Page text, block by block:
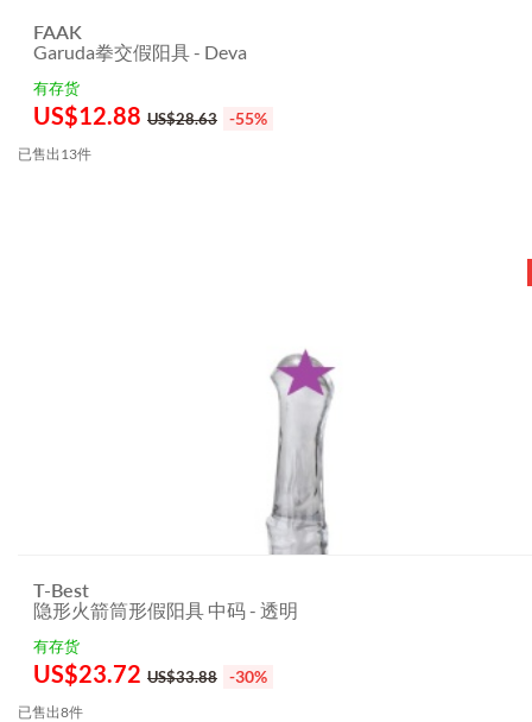
FAAK
Garuda拳交假阳具 - Deva
有存货
US$12.88 US$28.63 -55%
已售出13件
T-Best
隐形火箭筒形假阳具 中码 - 透明
有存货
US$23.72 US$33.88 -30%
已售出8件